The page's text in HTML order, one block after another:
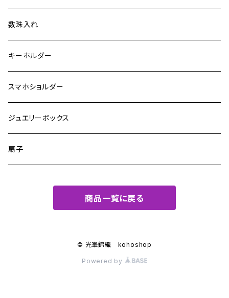
手機 別誂え作品
数珠入れ
キーホルダー
スマホショルダー
ジュエリーボックス
扇子
商品一覧に戻る
© 光峯錦織 kohoshop
Powered by